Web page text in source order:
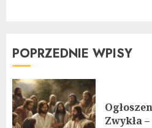
POPRZEDNIE WPISY
Zwykła –